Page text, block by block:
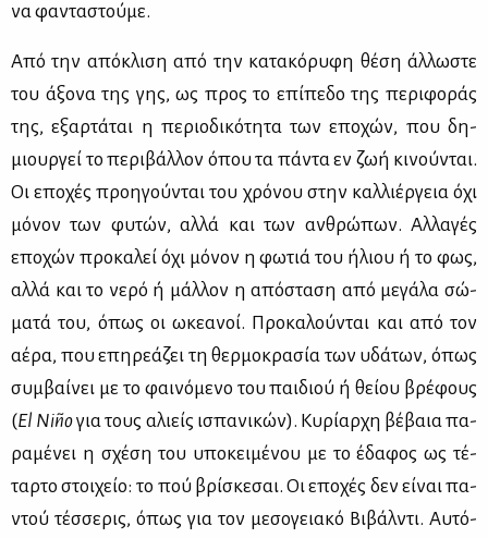
να φα­ντα­στού­με.
Από την από­κλι­ση από την κα­τα­κό­ρυ­φη θέ­ση άλ­λω­στε
του άξο­να της γης, ως προς το επί­πε­δο της πε­ρι­φο­ράς
της, εξαρ­τά­ται η πε­ριο­δι­κό­τη­τα των επο­χών, που δη­
μιουρ­γεί το πε­ρι­βάλ­λον όπου τα πά­ντα εν ζωή κι­νού­νται.
Οι επο­χές προη­γού­νται του χρό­νου στην καλ­λιέρ­γεια όχι
μό­νον των φυ­τών, αλ­λά και των αν­θρώ­πων. Αλ­λα­γές
επο­χών προ­κα­λεί όχι μό­νον η φω­τιά του ήλιου ή το φως,
αλ­λά και το νε­ρό ή μάλ­λον η από­στα­ση από με­γά­λα σώ­
μα­τά του, όπως οι ωκε­α­νοί. Προ­κα­λού­νται και από τον
αέ­ρα, που επη­ρε­ά­ζει τη θερ­μο­κρα­σία των υδά­των, όπως
συμ­βαί­νει με το φαι­νό­με­νο του παι­διού ή θεί­ου βρέ­φους
(El Niñoγια τους αλιείς ισπα­νι­κών). Κυ­ρί­αρ­χη βέ­βαια πα­
ρα­μέ­νει η σχέ­ση του υπο­κει­μέ­νου με το έδα­φος ως τέ­
ταρ­το στοι­χείο: το πού βρί­σκε­σαι. Οι επο­χές δεν εί­ναι πα­
ντού τέσ­σε­ρις, όπως για τον με­σο­γεια­κό Βι­βάλ­ντι. Αυ­τό­